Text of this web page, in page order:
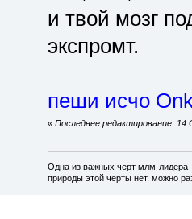
и твой мозг
экспромт.
пеши исчо
« Последнее редактирование:
Одна из важных черт млм-лидера
природы этой черты нет, можно